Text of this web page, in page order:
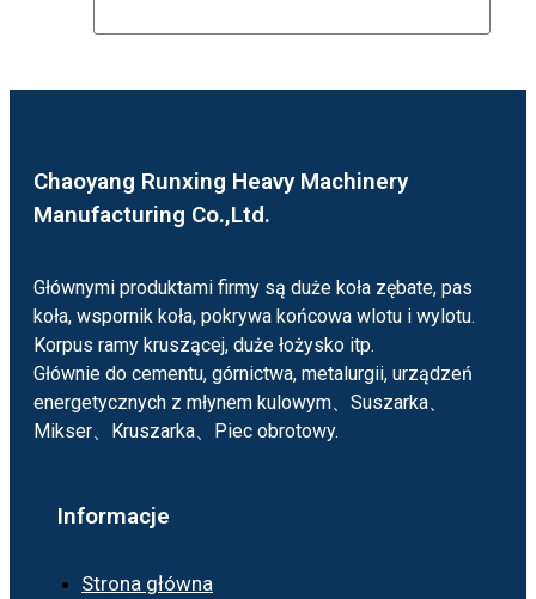
Chaoyang Runxing Heavy Machinery
Manufacturing Co.,Ltd.
Głównymi produktami firmy są duże koła zębate, pas
koła, wspornik koła, pokrywa końcowa wlotu i wylotu.
Korpus ramy kruszącej, duże łożysko itp.
Głównie do cementu, górnictwa, metalurgii, urządzeń
energetycznych z młynem kulowym、Suszarka、
Mikser、Kruszarka、Piec obrotowy.
Informacje
Strona główna